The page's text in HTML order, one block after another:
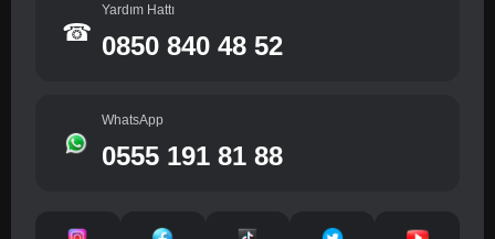
☎
Yardım Hattı
0850 840 48 52
WhatsApp
0555 191 81 88